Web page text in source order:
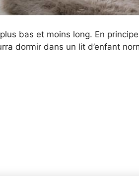
bas et moins long. En
dormir dans un lit d’enfant